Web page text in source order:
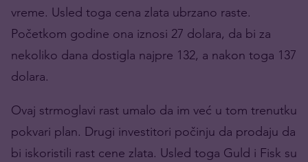
vreme. Usled toga cena zlata ubrzano raste.
Početkom godine ona iznosi 27 dolara, da bi za
nekoliko dana dostigla najpre 132, a nakon toga 137
dolara.
Ovaj strmoglavi rast umalo da im već u tom trenutku
pokvari plan. Drugi investitori počinju da prodaju da
bi iskoristili rast cene zlata. Usled toga Guld i Fisk su